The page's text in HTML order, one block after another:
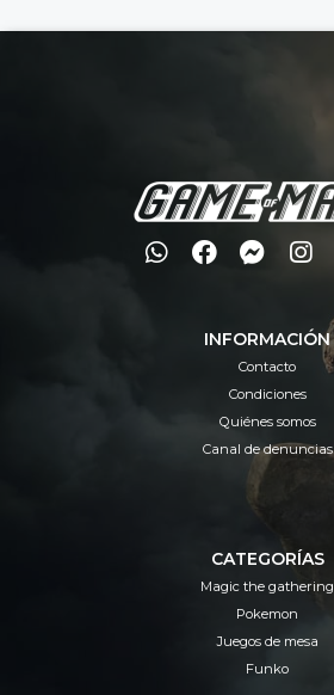
INFORMACIÓN
Contacto
Condiciones
Quiénes somos
Canal de denuncias
CATEGORÍAS
Magic the gathering
Pokemon
Juegos de mesa
Funko